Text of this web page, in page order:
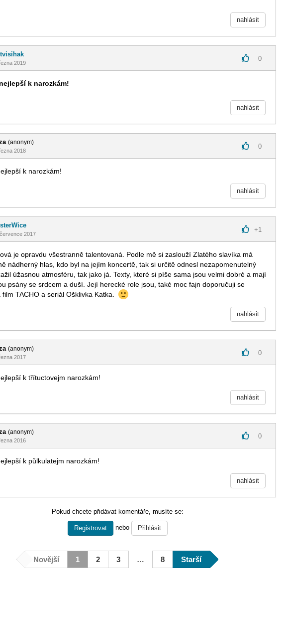
nahlásit
2019
0
k narozkám!
nahlásit
(anonym)
2018
0
k narozkám!
nahlásit
2017
+1
je opravdu všestranně talentovaná. Podle mě si zaslouží Zlatého slavíka má
nádherný hlas, kdo byl na jejím koncertě, tak si určitě odnesl nezapomenutelný
úžasnou atmosféru, tak jako já. Texty, které si píše sama jsou velmi dobré a mají
psány se srdcem a duší. Její herecké role jsou, také moc fajn doporučuji se
TACHO a seriál Ošklivka Katka.
nahlásit
(anonym)
2017
0
k třítuctovejm narozkám!
nahlásit
(anonym)
2016
0
k půlkulatejm narozkám!
nahlásit
Pokud chcete přidávat komentáře, musíte se:
Registrovat nebo Přihlásit
Novější 1 2 3 … 8 Starší